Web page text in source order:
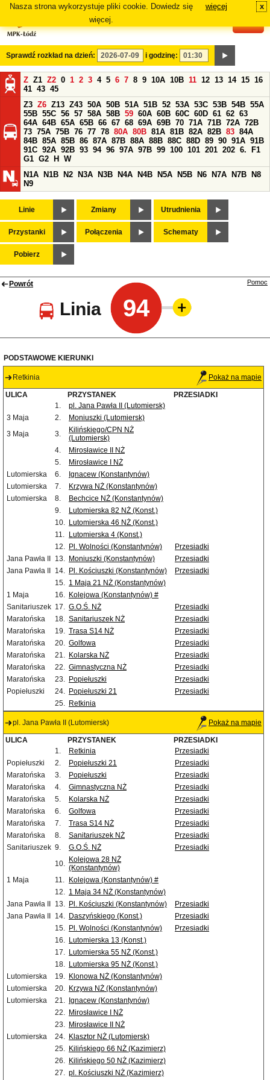
Nasza strona wykorzystuje pliki cookie. Dowiedz się
więcej.
więcej x
Sprawdź rozkład na dzień: i godzinę:
Z Z1 Z2 0 1 2 3 4 5 6 7 8 9 10A 10B 11 12 13 14 15 16
41 43 45
Z3 Z6 Z13 Z43 50A 50B 51A 51B 52 53A 53C 53B 54B 55A
55B 55C 56 57 58A 58B 59 60A 60B 60C 60D 61 62 63
64A 64B 65A 65B 66 67 68 69A 69B 70 71A 71B 72A 72B
73 75A 75B 76 77 78 80A 80B 81A 81B 82A 82B 83 84A
84B 85A 85B 86 87A 87B 88A 88B 88C 88D 89 90 91A 91B
91C 92A 92B 93 94 96 97A 97B 99 100 101 201 202 6.
F1
G1 G2 H
W
N1A
N1B N2 N3A N3B N4A N4B N5A N5B N6 N7A N7B
N8
N9
Linie Zmiany Utrudnienia
Przystanki Połączenia Schematy
Pobierz
Powrót
Linia 94
Pomoc
PODSTAWOWE KIERUNKI
Retkinia Pokaż na mapie
ULICA PRZYSTANEK
PRZESIADKI
1.
pl. Jana Pawła II (Lutomiersk)
3 Maja
2.
Moniuszki (Lutomiersk)
3 Maja
3.
Kilińskiego/CPN NŻ
(Lutomiersk)
4.
Mirosławice II NŻ
5.
Mirosławice I NŻ
Lutomierska
6.
Ignacew (Konstantynów)
Lutomierska
7.
Krzywa NŻ (Konstantynów)
Lutomierska
8.
Bechcice NŻ (Konstantynów)
9.
Lutomierska 82 NŻ (Konst.)
10. Lutomierska 46 NŻ (Konst.)
11.
Lutomierska 4 (Konst.)
12. Pl. Wolności (Konstantynów)
Przesiadki
Jana Pawła II
13. Moniuszki (Konstantynów)
Przesiadki
Jana Pawła II
14. Pl. Kościuszki (Konstantynów)
Przesiadki
15. 1 Maja 21 NŻ (Konstantynów)
1 Maja
16. Kolejowa (Konstantynów) #
Sanitariuszek 17. G.O.Ś. NŻ
Przesiadki
Maratońska
18. Sanitariuszek NŻ
Przesiadki
Maratońska
19. Trasa S14 NŻ
Przesiadki
Maratońska
20. Golfowa
Przesiadki
Maratońska
21. Kolarska NŻ
Przesiadki
Maratońska
22. Gimnastyczna NŻ
Przesiadki
Maratońska
23. Popiełuszki
Przesiadki
Popiełuszki
24. Popiełuszki 21
Przesiadki
25. Retkinia
pl. Jana Pawła II (Lutomiersk) Pokaż na mapie
ULICA PRZYSTANEK
PRZESIADKI
1.
Retkinia
Przesiadki
Popiełuszki
2. Popiełuszki 21
Przesiadki
Maratońska
3. Popiełuszki
Przesiadki
Maratońska
4. Gimnastyczna NŻ
Przesiadki
Maratońska
5. Kolarska NŻ
Przesiadki
Maratońska
6. Golfowa
Przesiadki
Maratońska
7. Trasa S14 NŻ
Przesiadki
Maratońska
8. Sanitariuszek NŻ
Przesiadki
Sanitariuszek 9. G.O.Ś. NŻ
Przesiadki
10. Kolejowa 28 NŻ
(Konstantynów)
1 Maja
11.
Kolejowa (Konstantynów) #
12. 1 Maja 34 NŻ (Konstantynów)
Jana Pawła II
13. Pl. Kościuszki (Konstantynów)
Przesiadki
Jana Pawła II
14. Daszyńskiego (Konst.)
Przesiadki
15. Pl. Wolności (Konstantynów)
Przesiadki
16. Lutomierska 13 (Konst.)
17. Lutomierska 55 NŻ (Konst.)
18. Lutomierska 95 NŻ (Konst.)
Lutomierska
19. Klonowa NŻ (Konstantynów)
Lutomierska
20. Krzywa NŻ (Konstantynów)
Lutomierska
21.
Ignacew (Konstantynów)
22. Mirosławice I NŻ
23. Mirosławice II NŻ
Lutomierska
24. Klasztor NŻ (Lutomiersk)
25. Kilińskiego 66 NŻ (Kazimierz)
26. Kilińskiego 50 NŻ (Kazimierz)
27. pl. Kościuszki NŻ (Kazimierz)